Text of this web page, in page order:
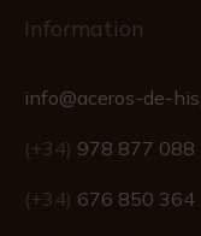
Information
info@aceros-de-
(+34) 978 877 088
(+34) 676 850 364